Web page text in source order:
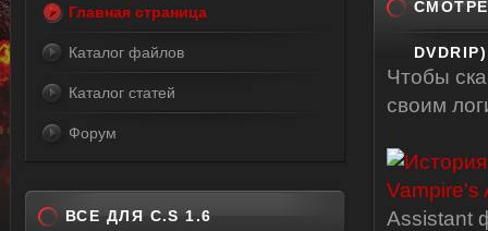
DVDRIP)
Чтобы
своим
Assistant
Главная страница
Каталог файлов
Каталог статей
Форум
ВСЕ ДЛЯ C.S 1.6